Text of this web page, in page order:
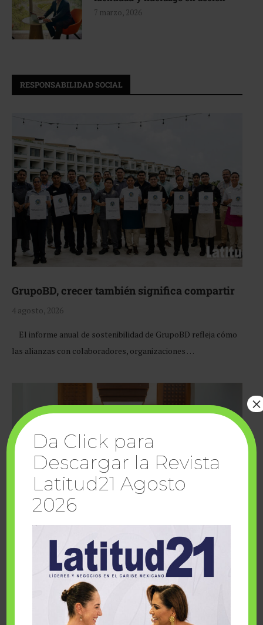
7 marzo, 2026
RESPONSABILIDAD SOCIAL
GrupoBD, crecer también significa compartir
4 agosto, 2026
El informe anual de sostenibilidad de GrupoBD refleja cómo
las alianzas con colaboradores, organizaciones …
Cuando la solidaridad inspira; cumplen
sueños Fairmont Mayakoba y Make-A-Wish
Da Click para
Descargar la Revista
Latitud21 Agosto
2026
×